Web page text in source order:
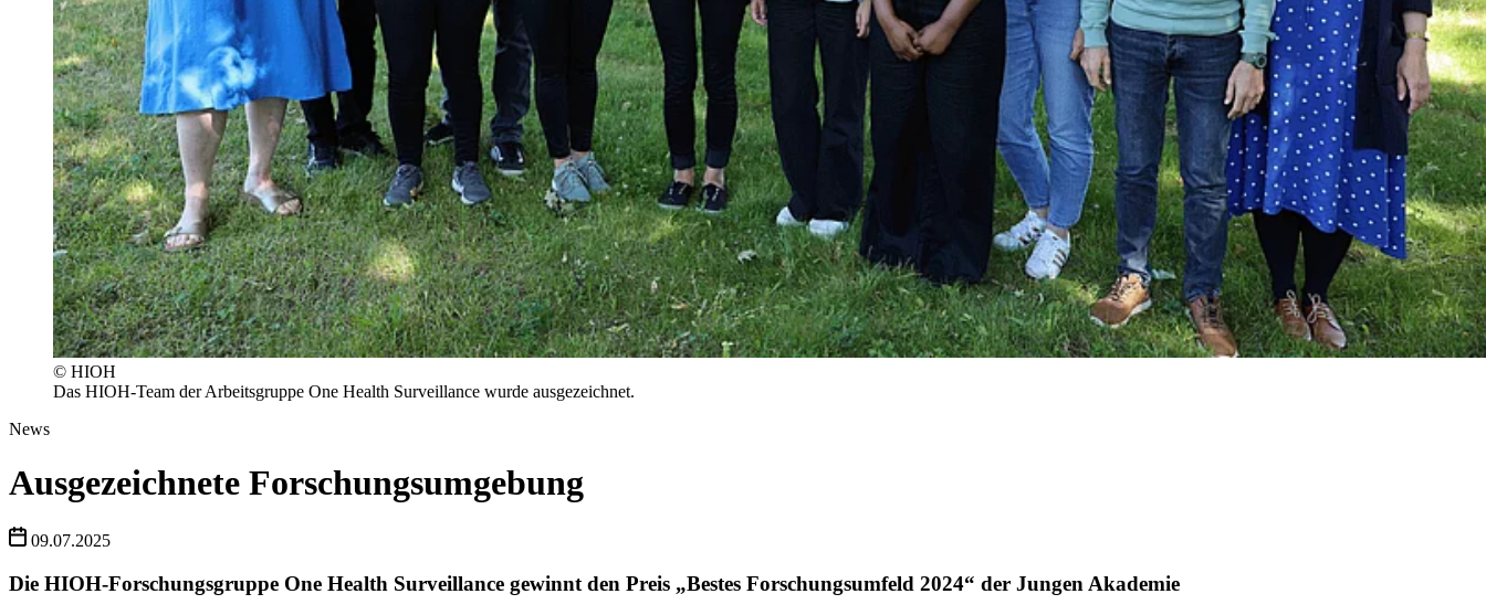
© HIOH
Das HIOH-Team der Arbeitsgruppe One Health Surveillance wurde ausgezeichnet.
News
Ausgezeichnete Forschungsumgebung
09.07.2025
Die HIOH-Forschungsgruppe One Health Surveillance gewinnt den Preis „Bestes Forschungsumfeld 2024“ der Jungen Akademie